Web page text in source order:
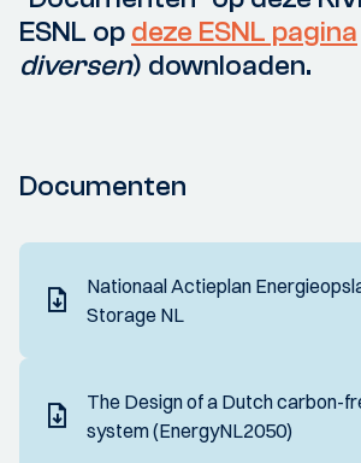
ESNL op deze ESNL pagina
diversen) downloaden.
Documenten
Nationaal Actieplan
Storage NL
The Design of a Dutch carbon-
system (EnergyNL2050)